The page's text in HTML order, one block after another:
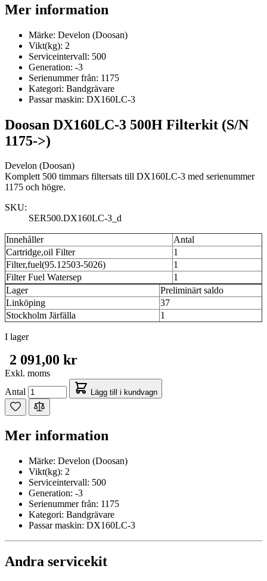
Mer information
Märke: Develon (Doosan)
Vikt(kg): 2
Serviceintervall: 500
Generation: -3
Serienummer från: 1175
Kategori: Bandgrävare
Passar maskin: DX160LC-3
Doosan DX160LC-3 500H Filterkit (S/N
1175->)
Develon (Doosan)
Komplett 500 timmars filtersats till DX160LC-3 med serienummer
1175 och högre.
SKU:
SER500.DX160LC-3_d
Innehåller
Antal
Cartridge,oil Filter
1
Filter,fuel(95.12503-5026)
1
Filter Fuel Watersep
1
Lager
Preliminärt saldo
Linköping
37
Stockholm Järfälla
1
I lager
2 091,00 kr
Exkl. moms
Antal
Lägg till i kundvagn
Mer information
Märke: Develon (Doosan)
Vikt(kg): 2
Serviceintervall: 500
Generation: -3
Serienummer från: 1175
Kategori: Bandgrävare
Passar maskin: DX160LC-3
Andra servicekit